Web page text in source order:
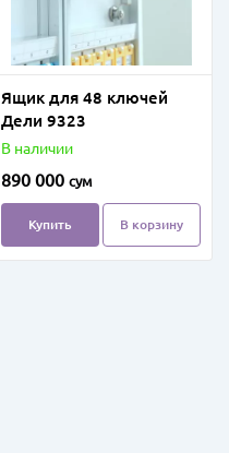
Ящик для 48 ключей
Дели 9323
В наличии
890 000 сум
Купить В корзину